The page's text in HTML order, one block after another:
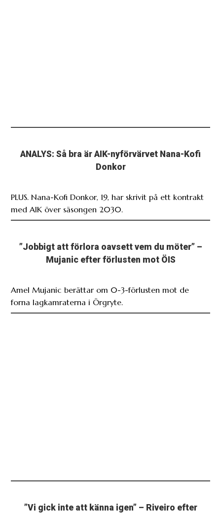
ANALYS: Så bra är AIK-nyförvärvet Nana-Kofi
Donkor
PLUS. Nana-Kofi Donkor, 19, har skrivit på ett kontrakt
med AIK över säsongen 2030.
”Jobbigt att förlora oavsett vem du möter” –
Mujanic efter förlusten mot ÖIS
Amel Mujanic berättar om 0-3-förlusten mot de
forna lagkamraterna i Örgryte.
”Vi gick inte att känna igen” – Riveiro efter